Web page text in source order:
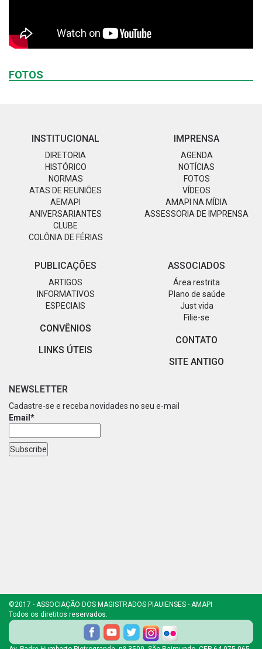
FOTOS
INSTITUCIONAL
DIRETORIA
HISTÓRICO
NORMAS
ATAS DE REUNIÕES
AEMAPI
ANIVERSARIANTES
CLUBE
COLÔNIA DE FÉRIAS
IMPRENSA
AGENDA
NOTÍCIAS
FOTOS
VÍDEOS
AMAPI NA MÍDIA
ASSESSORIA DE IMPRENSA
PUBLICAÇÕES
ARTIGOS
INFORMATIVOS
ESPECIAIS
CONVÊNIOS
LINKS ÚTEIS
ASSOCIADOS
Área restrita
Plano de saúde
Just vida
Filie-se
CONTATO
SITE ANTIGO
NEWSLETTER
Cadastre-se e receba novidades no seu e-mail
Email*
©2017 - ASSOCIAÇÃO DOS MAGISTRADOS PIAUIENSES - AMAPI
Todos os diretitos reservados.